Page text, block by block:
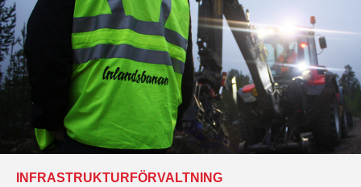
INFRASTRUKTURFÖRVALTNING